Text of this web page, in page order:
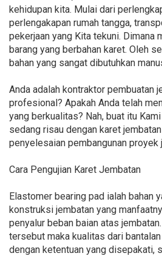
kehidupan kita. Mulai dari
perlengakapan rumah tangga,
pekerjaan yang Kita tekuni. Dimana
barang yang berbahan karet. Oleh
bahan yang sangat dibutuhkan
Anda adalah kontraktor pembuatan
profesional? Apakah Anda telah
yang berkualitas? Nah, buat itu
sedang risau dengan karet
penyelesaian pembangunan proyek
Cara Pengujian Karet Jembatan
Elastomer bearing pad ialah bahan
konstruksi jembatan yang
penyalur beban baian atas
tersebut maka kualitas dari
dengan ketentuan yang disepakati,